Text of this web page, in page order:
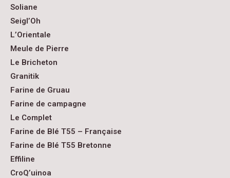
Soliane
Seigl’Oh
L’Orientale
Meule de Pierre
Le Bricheton
Granitik
Farine de Gruau
Farine de campagne
Le Complet
Farine de Blé T55 – Française
Farine de Blé T55 Bretonne
Effiline
CroQ’uinoa